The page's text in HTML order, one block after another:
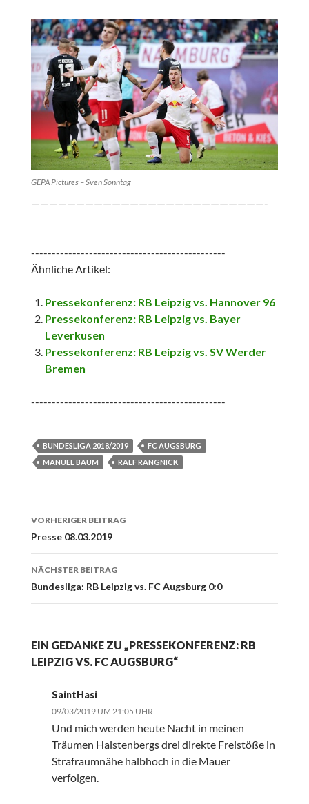
GEPA Pictures – Sven Sonntag
——————————————————————————-
-----------------------------------------------
Ähnliche Artikel:
Pressekonferenz: RB Leipzig vs. Hannover 96
Pressekonferenz: RB Leipzig vs. Bayer
Leverkusen
Pressekonferenz: RB Leipzig vs. SV Werder
Bremen
-----------------------------------------------
BUNDESLIGA 2018/2019
FC AUGSBURG
MANUEL BAUM
RALF RANGNICK
Beitrags-
Navigation
VORHERIGER BEITRAG
Presse 08.03.2019
NÄCHSTER BEITRAG
Bundesliga: RB Leipzig vs. FC Augsburg 0:0
EIN GEDANKE ZU „PRESSEKONFERENZ: RB
LEIPZIG VS. FC AUGSBURG“
SaintHasi
09/03/2019 UM 21:05 UHR
Und mich werden heute Nacht in meinen
Träumen Halstenbergs drei direkte Freistöße in
Strafraumnähe halbhoch in die Mauer
verfolgen.